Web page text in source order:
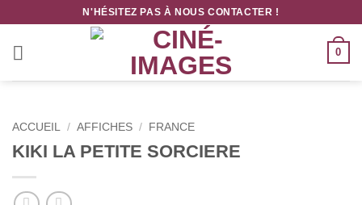
contenu
N'HÉSITEZ PAS À NOUS CONTACTER !
0
ACCUEIL / AFFICHES / FRANCE
KIKI LA PETITE SORCIERE